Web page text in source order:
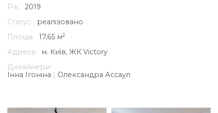
Рік:
2019
Статус:
реалізовано
Площа:
17,65 м2
Адреса:
м. Київ, ЖК Victory
Дизайнери:
Інна Ігоніна | Олександра Ассаул